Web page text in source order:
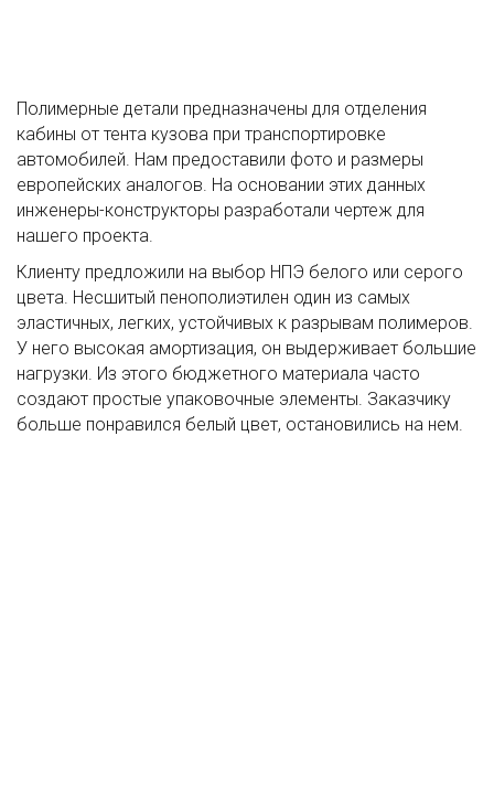
Полимерные детали предназначены для отделения
кабины от тента кузова при транспортировке
автомобилей. Нам предоставили фото и размеры
европейских аналогов. На основании этих данных
инженеры-конструкторы разработали чертеж для
нашего проекта.
Клиенту предложили на выбор НПЭ белого или серого
цвета. Несшитый пенополиэтилен один из самых
эластичных, легких, устойчивых к разрывам полимеров.
У него высокая амортизация, он выдерживает большие
нагрузки. Из этого бюджетного материала часто
создают простые упаковочные элементы. Заказчику
больше понравился белый цвет, остановились на нем.